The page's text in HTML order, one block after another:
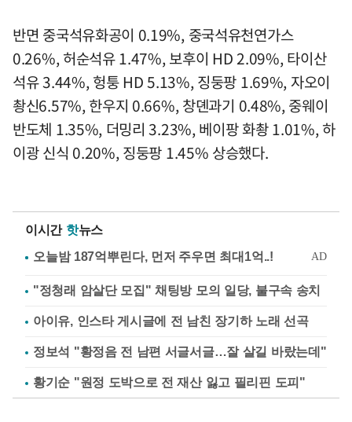
반면 중국석유화공이 0.19%, 중국석유천연가스
0.26%, 허순석유 1.47%, 보후이 HD 2.09%, 타이산
석유 3.44%, 헝퉁 HD 5.13%, 징둥팡 1.69%, 자오이
촹신6.57%, 한우지 0.66%, 창뎬과기 0.48%, 중웨이
반도체 1.35%, 더밍리 3.23%, 베이팡 화촹 1.01%, 하
이광 신식 0.20%, 징둥팡 1.45% 상승했다.
이시간 핫뉴스
"정청래 암살단 모집" 채팅방 모의 일당, 불구속 송치
아이유, 인스타 게시글에 전 남친 장기하 노래 선곡
정보석 "황정음 전 남편 서글서글…잘 살길 바랐는데"
황기순 "원정 도박으로 전 재산 잃고 필리핀 도피"